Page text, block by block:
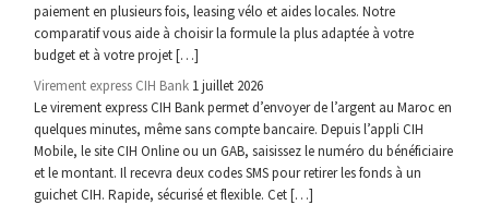
paiement en plusieurs fois, leasing vélo et aides locales. Notre
comparatif vous aide à choisir la formule la plus adaptée à votre
budget et à votre projet […]
Virement express CIH Bank 1 juillet 2026
Le virement express CIH Bank permet d’envoyer de l’argent au Maroc en
quelques minutes, même sans compte bancaire. Depuis l’appli CIH
Mobile, le site CIH Online ou un GAB, saisissez le numéro du bénéficiaire
et le montant. Il recevra deux codes SMS pour retirer les fonds à un
guichet CIH. Rapide, sécurisé et flexible. Cet […]